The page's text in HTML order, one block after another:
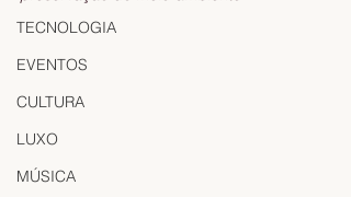
TECNOLOGIA
EVENTOS
CULTURA
LUXO
MÚSICA